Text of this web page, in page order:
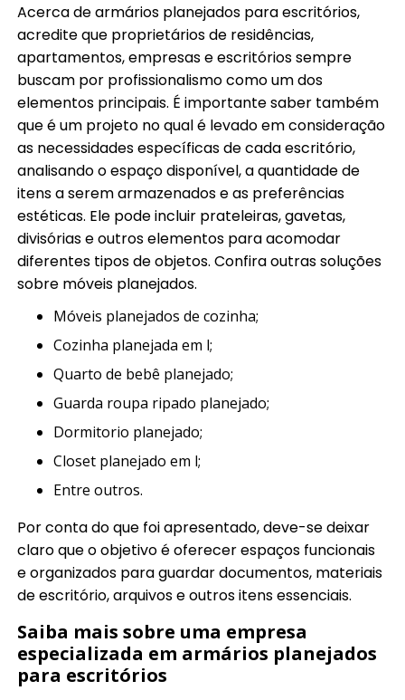
Acerca de armários planejados para escritórios,
acredite que proprietários de residências,
apartamentos, empresas e escritórios sempre
buscam por profissionalismo como um dos
elementos principais. É importante saber também
que é um projeto no qual é levado em consideração
as necessidades específicas de cada escritório,
analisando o espaço disponível, a quantidade de
itens a serem armazenados e as preferências
estéticas. Ele pode incluir prateleiras, gavetas,
divisórias e outros elementos para acomodar
diferentes tipos de objetos. Confira outras soluções
sobre móveis planejados.
móveis planejados de cozinha;
cozinha planejada em l;
quarto de bebê planejado;
guarda roupa ripado planejado;
dormitorio planejado;
closet planejado em l;
entre outros.
Por conta do que foi apresentado, deve-se deixar
claro que o objetivo é oferecer espaços funcionais
e organizados para guardar documentos, materiais
de escritório, arquivos e outros itens essenciais.
Saiba mais sobre uma empresa
especializada em armários planejados
para escritórios